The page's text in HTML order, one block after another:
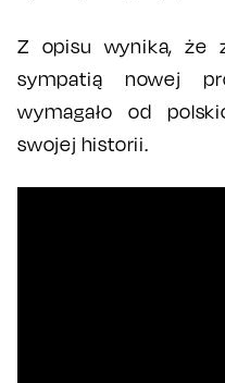
Z opisu wynika, że
sympatią nowej
wymagało od
swojej historii.